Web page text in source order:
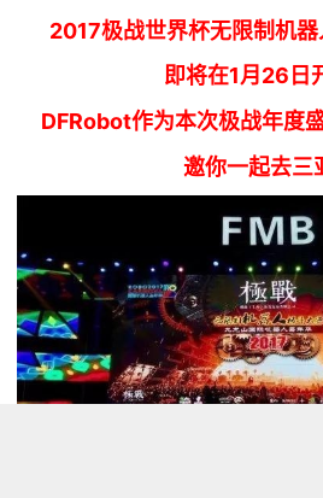
2017极战世界杯无限制机
即将在1月26日
DFRobot作为本次极战年度
邀你一起去三